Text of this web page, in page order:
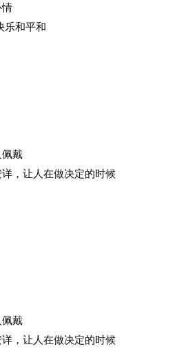
情
乐和平和
戴
，让人在做决定的时候
戴
，让人在做决定的时候